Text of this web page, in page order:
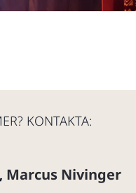
KONTAKTA:
, Marcus Nivinger